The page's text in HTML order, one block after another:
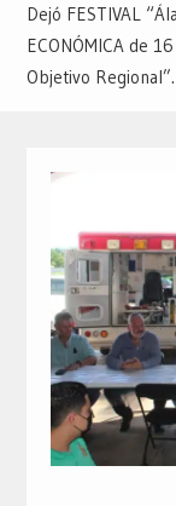
Dejó FESTIVAL
ECONÓMICA de
Objetivo Regional”.